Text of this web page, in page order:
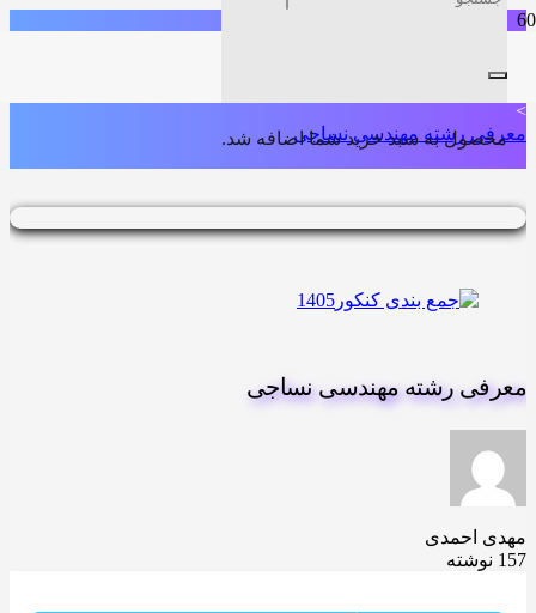
محصولبه سبد خرید شما اضافه شد.
>
معرفی رشته مهندسی نساجی
معرفی رشته مهندسی نساجی
مهدی احمدی
157 نوشته